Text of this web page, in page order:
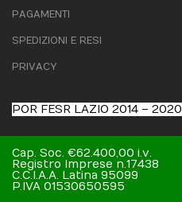
PAGAMENTI
SPEDIZIONI E RESI
PRIVACY
POR FESR LAZIO 2014 – 2020
Cap. Soc. €62.400,00 i.v.
Registro Imprese n.17438
C.C.I.A.A. Latina 95099
P.IVA 01530650595